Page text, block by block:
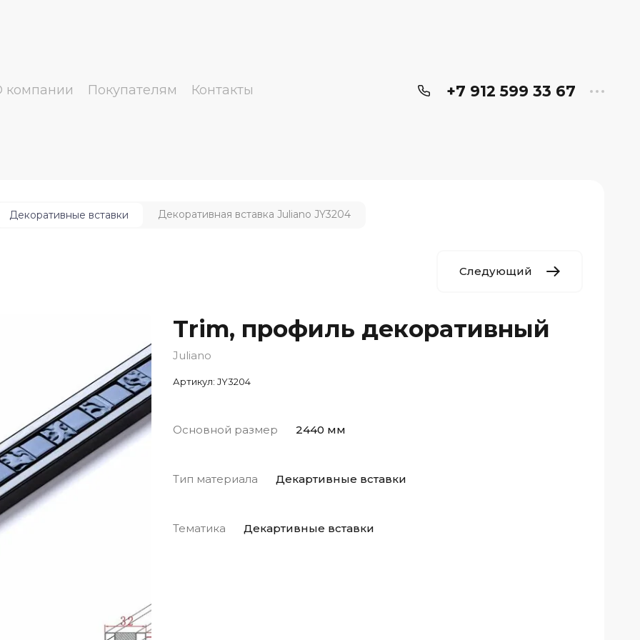
компании Покупателям Контакты +7 912 599 33 67
Декоративные вставки Декоративная вставка Juliano JY3204
Следующий
Trim, профиль декоративный
Juliano
Артикул: JY3204
Основной размер 2440 мм
Тип материала Декартивные вставки
Тематика Декартивные вставки